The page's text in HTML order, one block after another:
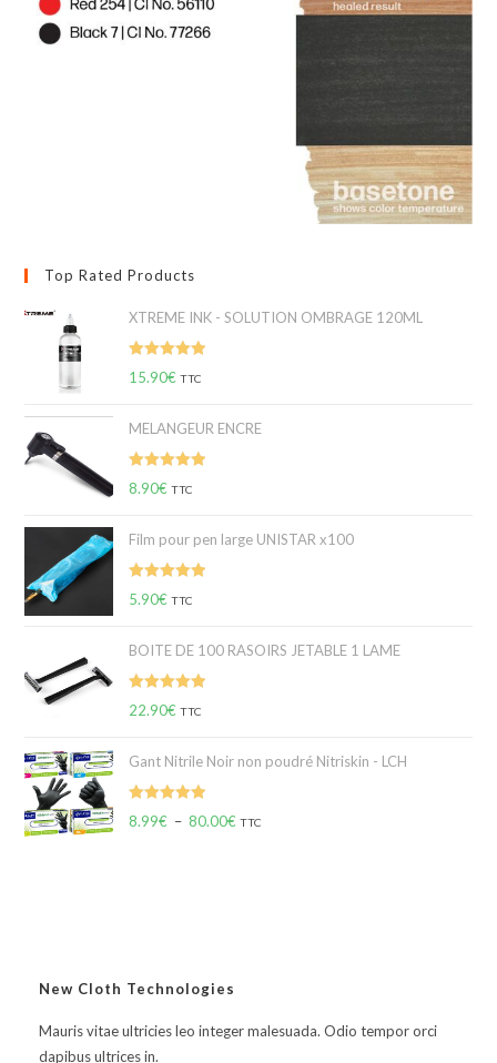
Top Rated Products
XTREME INK - SOLUTION OMBRAGE 120ML
Note5.00
15.90€ TTC
MELANGEUR ENCRE
Note5.00
8.90€ TTC
Film pour pen large UNISTAR x100
Note5.00
5.90€ TTC
BOITE DE 100 RASOIRS JETABLE 1 LAME
Note5.00
22.90€ TTC
Gant Nitrile Noir non poudré Nitriskin - LCH
Note5.00
8.99€ – 80.00€ TTC
New Cloth Technologies
Mauris vitae ultricies leo integer malesuada. Odio tempor orci
dapibus ultrices in.